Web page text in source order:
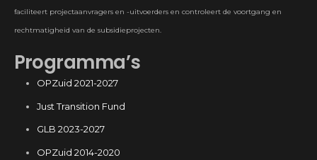
faciliteert projectaanvragers en -uitvoerders en controleert de voortgang en
rechtmatigheid van de subsidieprojecten.
Programma’s
OPZuid 2021-2027
Just Transition Fund
GLB 2023-2027
OPZuid 2014-2020